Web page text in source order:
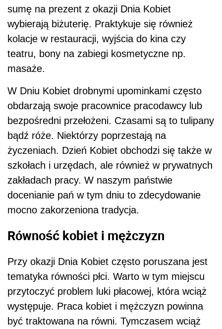
sumę na prezent z okazji Dnia Kobiet
wybierają biżuterię. Praktykuje się również
kolacje w restauracji, wyjścia do kina czy
teatru, bony na zabiegi kosmetyczne np.
masaże.
W Dniu Kobiet drobnymi upominkami często
obdarzają swoje pracownice pracodawcy lub
bezpośredni przełożeni. Czasami są to tulipany
bądź róże. Niektórzy poprzestają na
życzeniach. Dzień Kobiet obchodzi się także w
szkołach i urzędach, ale również w prywatnych
zakładach pracy. W naszym państwie
docenianie pań w tym dniu to zdecydowanie
mocno zakorzeniona tradycja.
Równość kobiet i mężczyzn
Przy okazji Dnia Kobiet często poruszana jest
tematyka równości płci. Warto w tym miejscu
przytoczyć problem luki płacowej, która wciąż
występuje. Praca kobiet i mężczyzn powinna
być traktowana na równi. Tymczasem wciąż